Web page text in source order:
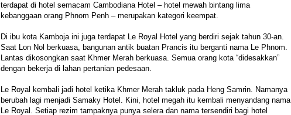
terdapat di hotel semacam Cambodiana Hotel – hotel mewah bintang lima
kebanggaan orang Phnom Penh – merupakan kategori keempat.
Di ibu kota Kamboja ini juga terdapat Le Royal Hotel yang berdiri sejak tahun 30-an.
Saat Lon Nol berkuasa, bangunan antik buatan Prancis itu berganti nama Le Phnom.
Lantas dikosongkan saat Khmer Merah berkuasa. Semua orang kota “didesakkan”
dengan bekerja di lahan pertanian pedesaan.
Le Royal kembali jadi hotel ketika Khmer Merah takluk pada Heng Samrin. Namanya
berubah lagi menjadi Samaky Hotel. Kini, hotel megah itu kembali menyandang nama
Le Royal. Setiap rezim tampaknya punya selera dan nama tersendiri bagi hotel